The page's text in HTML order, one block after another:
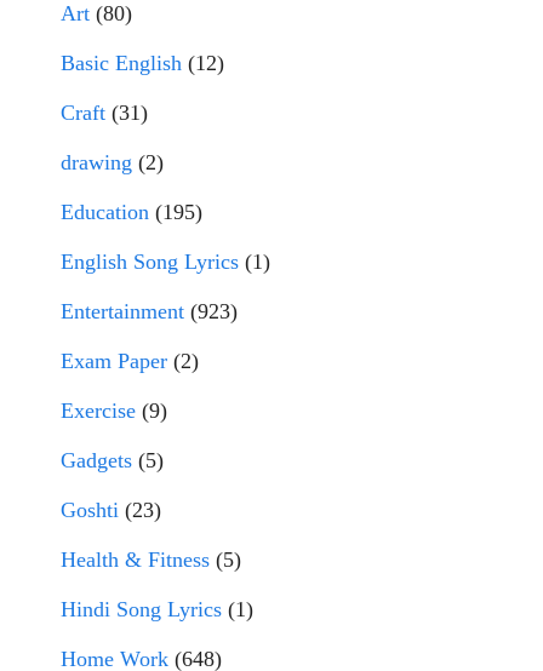
Art (80)
Basic English (12)
Craft (31)
drawing (2)
Education (195)
English Song Lyrics (1)
Entertainment (923)
Exam Paper (2)
Exercise (9)
Gadgets (5)
Goshti (23)
Health & Fitness (5)
Hindi Song Lyrics (1)
Home Work (648)